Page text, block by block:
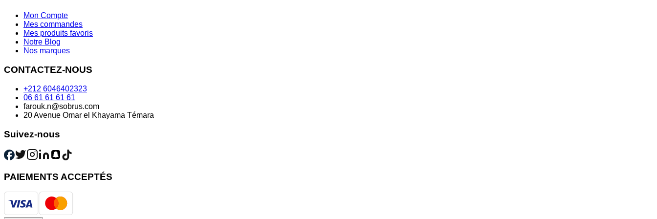
Mon Compte
Mes commandes
Mes produits favoris
Notre Blog
Nos marques
CONTACTEZ-NOUS
+212 6046402323
06 61 61 61 61
farouk.n@sobrus.com
20 Avenue Omar el Khayama Témara
Suivez-nous
PAIEMENTS ACCEPTÉS